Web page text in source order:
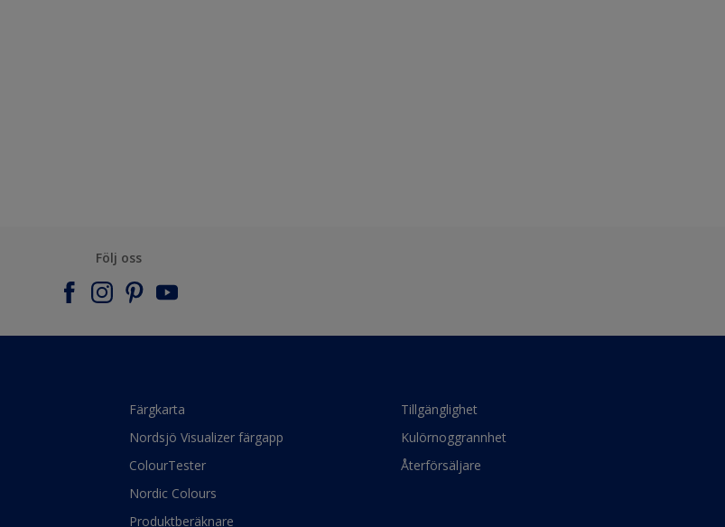
Följ oss
Färgkarta
Nordsjö Visualizer färgapp
ColourTester
Nordic Colours
Produktberäknare
Tillgänglighet
Kulörnoggrannhet
Återförsäljare